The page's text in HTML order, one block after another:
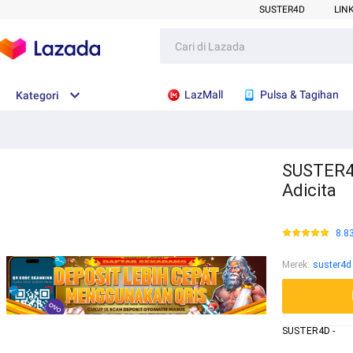
SUSTER4D
Kategori LazMall Pulsa & Tagihan
Adicita
Merek: suster4d
SUSTER4D -